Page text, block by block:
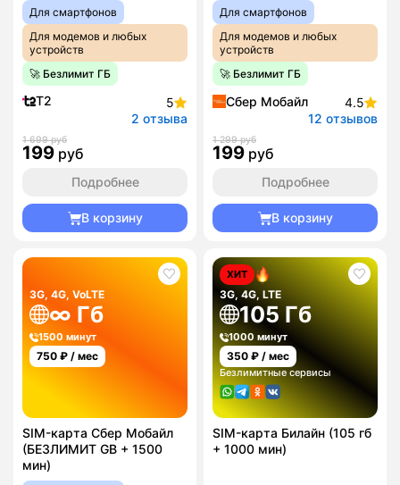
Для смартфонов
Для модемов и любых
устройств
🚀 Безлимит ГБ
T2
5
2 отзыва
1 699 руб
199 руб
Подробнее
В корзину
Для смартфонов
Для модемов и любых
устройств
🚀 Безлимит ГБ
Сбер Мобайл
4.5
12 отзывов
1 299 руб
199 руб
Подробнее
В корзину
3G, 4G, VoLTE
∞ Гб
1500 минут
750 ₽ / мес
SIM-карта Сбер Мобайл
(БЕЗЛИМИТ GB + 1500
мин)
ХИТ
3G, 4G, LTE
105 Гб
1000 минут
350 ₽ / мес
Безлимитные сервисы
SIM-карта Билайн (105 гб
+ 1000 мин)